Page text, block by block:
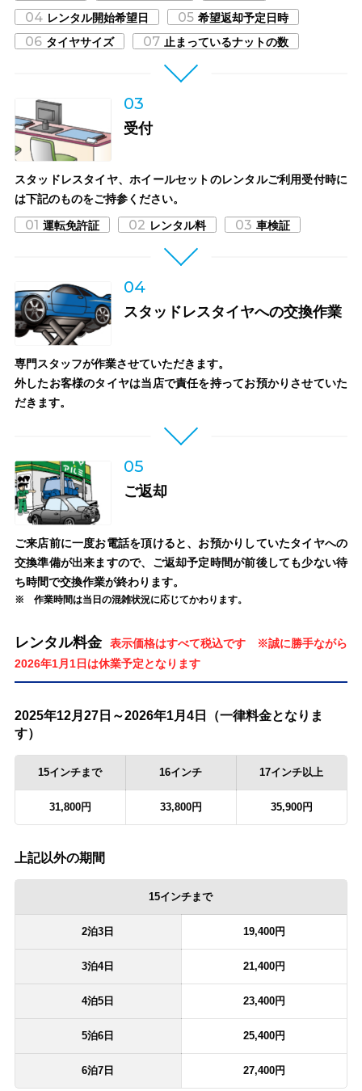
04 レンタル開始希望日 05 希望返却予定日時
06 タイヤサイズ 07 止まっているナットの数
03
受付
スタッドレスタイヤ、ホイールセットのレンタルご利用受付時に
は下記のものをご持参ください。
01 運転免許証 02 レンタル料 03 車検証
04
スタッドレスタイヤへの交換作業
専門スタッフが作業させていただきます。
外したお客様のタイヤは当店で責任を持ってお預かりさせていた
だきます。
05
ご返却
ご来店前に一度お電話を頂けると、お預かりしていたタイヤへの
交換準備が出来ますので、ご返却予定時間が前後しても少ない待
ち時間で交換作業が終わります。
作業時間は当日の混雑状況に応じてかわります。
レンタル料金
表示価格はすべて税込です ※誠に勝手ながら
2026年1月1日は休業予定となります
2025年12月27日～2026年1月4日（一律料金となりま
す）
15インチまで 16インチ 17インチ以上
31,800円 33,800円 35,900円
上記以外の期間
15インチまで
2泊3日 19,400円
3泊4日 21,400円
4泊5日 23,400円
5泊6日 25,400円
6泊7日 27,400円